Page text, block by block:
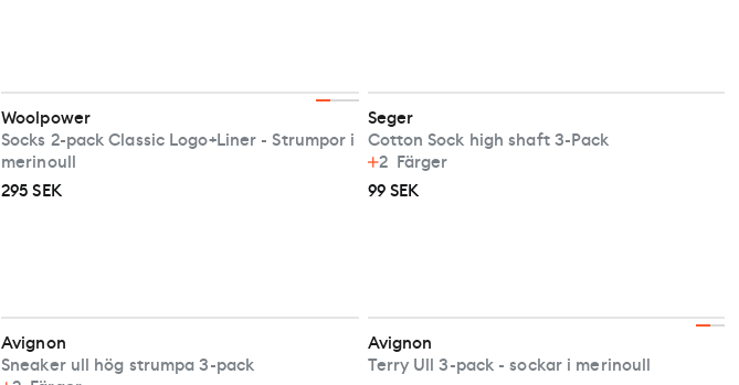
Woolpower
Socks 2-pack Classic Logo+Liner - Strumpor i
merinoull
295 SEK
Seger
Cotton Sock high shaft 3-Pack
2 Färger
99 SEK
Avignon
Sneaker ull hög strumpa 3-pack
Avignon
Terry Ull 3-pack - sockar i merinoull